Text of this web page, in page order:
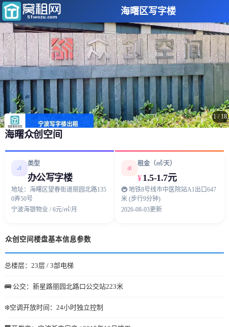
海曙区写字楼
1/18
海曙众创空间
📐
类型
办公写字楼
地址：海曙区望春街道丽园北路135
0弄50号
宁波海银物业 / 6元/㎡/月
💰
租金（㎡/天）
¥1.5-1.7元
🚇 地铁8号线市中医院站A1出口647
米 (步行9分钟)
2026-08-03更新
众创空间楼盘基本信息参数
总楼层：23层 / 3部电梯
🚌 公交：新星路丽园北路口公交站223米
❄️空调开放时间：24小时独立控制